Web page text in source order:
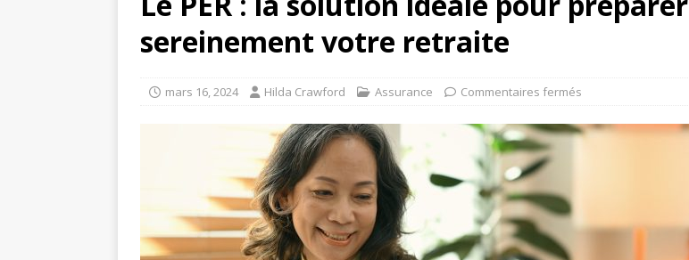
sereinement votre retraite
mars 16, 2024 Hilda Crawford Assurance Commentaires fermés